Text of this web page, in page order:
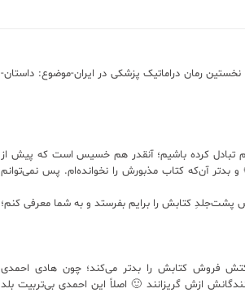
رمان دراماتیک پزشکی در ایران-موضوع: داستان-
تبادل کرده باشیم؛ آنقدر هم خسیس است که پیش از
آن‌که کتاب مذبورش را نخوانده‌ام. پس نمی‌توانم
کتابش را برایم بفرستد و به شما معرفی کنم؛
فروش کتابش را بدتر می‌کند؛ چون هادی احمدی
ازش گریزانند 🙂 اصلاً این احمدی بی‌تربیت بلد